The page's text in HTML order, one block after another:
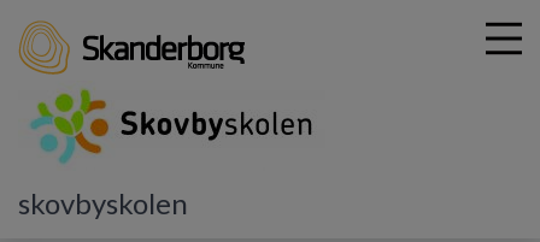
skovbyskolen
Skolebestyrelsen